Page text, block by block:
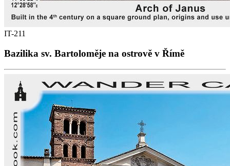
IT-211
Bazilika sv. Bartoloměje na ostrově v Římě